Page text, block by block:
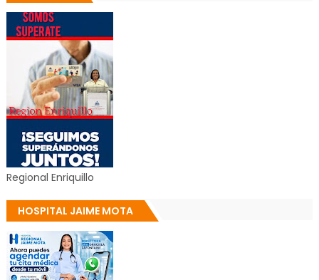
Regional Enriquillo
HOSPITAL JAIME MOTA